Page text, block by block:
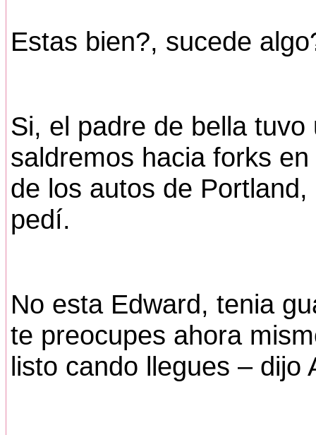
Estas bien?, sucede
Si, el padre de bella
saldremos hacia forks
de los autos de
pedí.
No esta Edward, tenia
te preocupes ahora
listo cando llegues – dijo